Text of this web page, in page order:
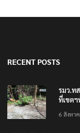
RECENT POSTS
รมว.ท
ที่เขตฯ
6 สิงหา